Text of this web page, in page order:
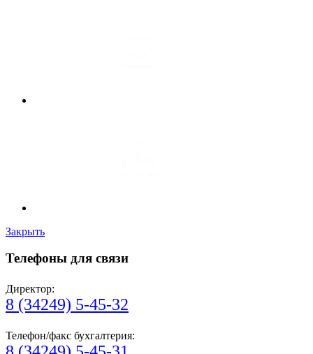
Закрыть
Телефоны для связи
Директор:
8 (34249) 5-45-32
Телефон/факс бухгалтерия: